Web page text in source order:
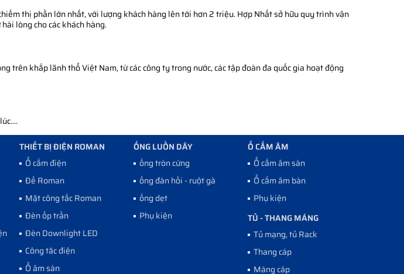
thị phần lớn nhất, với lượng khách hàng lên tới hơn 2 triệu. Hợp Nhất sở hữu quy trình vận
lòng cho các khách hàng.
trên khắp lãnh thổ Việt Nam, từ các công ty trong nước, các tập đoàn đa quốc gia hoạt động
THIẾT BỊ ĐIỆN ROMAN
Ổ cắm điện
Đế Roman
Mặt công tắc Roman
Đèn ốp trần
Đèn Downlight LED
Công tăc điện
Ổ âm sàn
ỐNG LUỒN DÂY
ống tròn cứng
ống đàn hồi - ruột gà
ống dẹt
Phụ kiện
Ổ CẮM ÂM
Ổ cắm âm sàn
Ổ cắm âm bàn
Phụ kiện
TỦ - THANG MÁNG
Tủ mạng, tủ Rack
Thang cáp
Máng cáp